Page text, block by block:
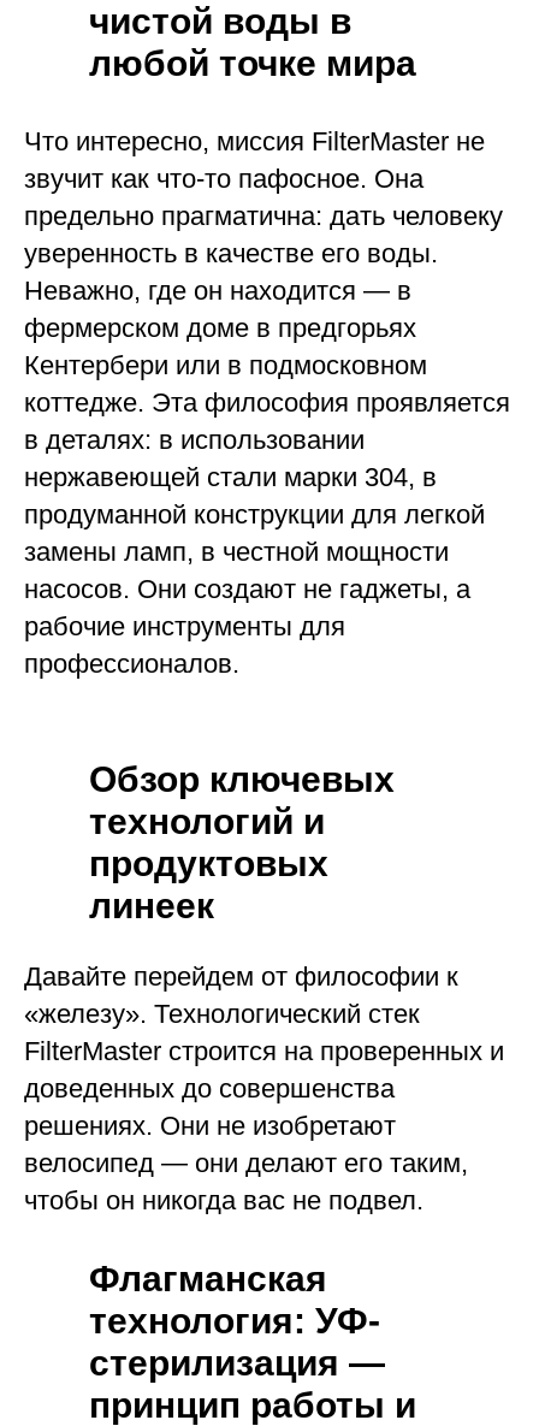
чистой воды в
любой точке мира
Что интересно, миссия FilterMaster не
звучит как что-то пафосное. Она
предельно прагматична: дать человеку
уверенность в качестве его воды.
Неважно, где он находится — в
фермерском доме в предгорьях
Кентербери или в подмосковном
коттедже. Эта философия проявляется
в деталях: в использовании
нержавеющей стали марки 304, в
продуманной конструкции для легкой
замены ламп, в честной мощности
насосов. Они создают не гаджеты, а
рабочие инструменты для
профессионалов.
Обзор ключевых
технологий и
продуктовых
линеек
Давайте перейдем от философии к
«железу». Технологический стек
FilterMaster строится на проверенных и
доведенных до совершенства
решениях. Они не изобретают
велосипед — они делают его таким,
чтобы он никогда вас не подвел.
Флагманская
технология: УФ-
стерилизация —
принцип работы и